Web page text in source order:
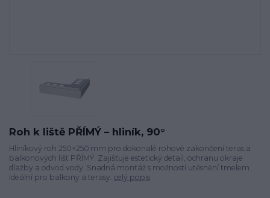
Roh k liště PŘÍMÝ – hliník, 90°
Hliníkový roh 250×250 mm pro dokonalé rohové zakončení teras a
balkonových lišt PŘÍMÝ. Zajišťuje estetický detail, ochranu okraje
dlažby a odvod vody. Snadná montáž s možností utěsnění tmelem.
Ideální pro balkony a terasy. celý popis